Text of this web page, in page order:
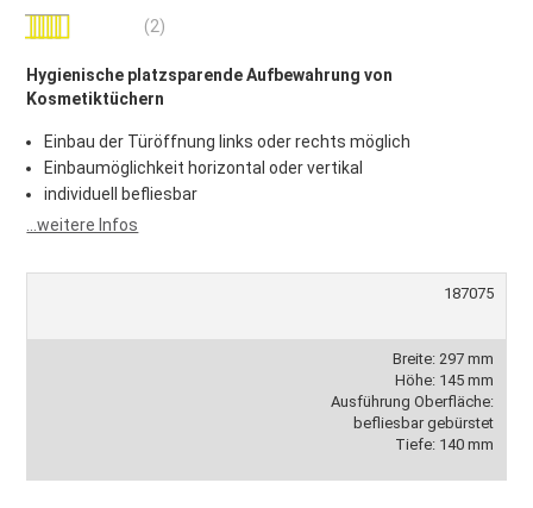
Bewertung: (2)
Hygienische platzsparende Aufbewahrung von
Kosmetiktüchern
Einbau der Türöffnung links oder rechts möglich
Einbaumöglichkeit horizontal oder vertikal
individuell befliesbar
...weitere Infos
187075
Breite: 297 mm
Höhe: 145 mm
Ausführung Oberfläche:
befliesbar gebürstet
Tiefe: 140 mm